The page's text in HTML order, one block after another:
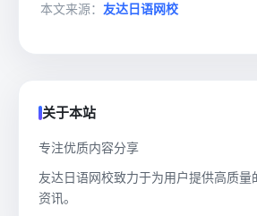
本文来源： 友达日语网校
关于本站
专注优质内容分享
友达日语网校致力于为用户提供高质量
资讯。